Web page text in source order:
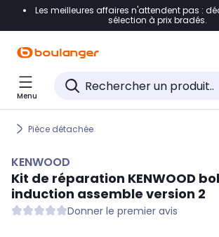
Accéder directement à la navigation
Accéder directement au pied de page
Accéder directement au chatbot
Les meilleures affaires n'attendent pas :
sélection à prix bradés.
Menu
Pièce détachée
KENWOOD
Kit de réparation KENWOOD
induction assemble version 2
Donner le premier avis